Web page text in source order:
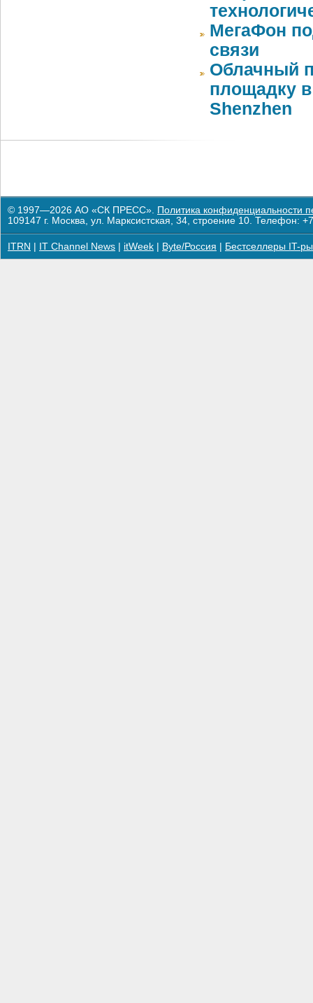
МегаФон
связи
Облачный
площадку в
Shenzhen
© 1997—2026 АО «СК ПРЕСС». Политика конфиденциальности
109147 г. Москва, ул. Марксистская, 34, строение 10. Телефон:
ITRN IT Channel News itWeek Byte/Россия Бестселлеры IT-